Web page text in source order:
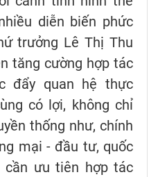
diễn biến phức
trưởng Lê Thị Thu
tăng cường hợp tác
đẩy quan hệ thực
có lợi, không chỉ
thống như, chính
mại - đầu tư, quốc
cần ưu tiên hợp tác